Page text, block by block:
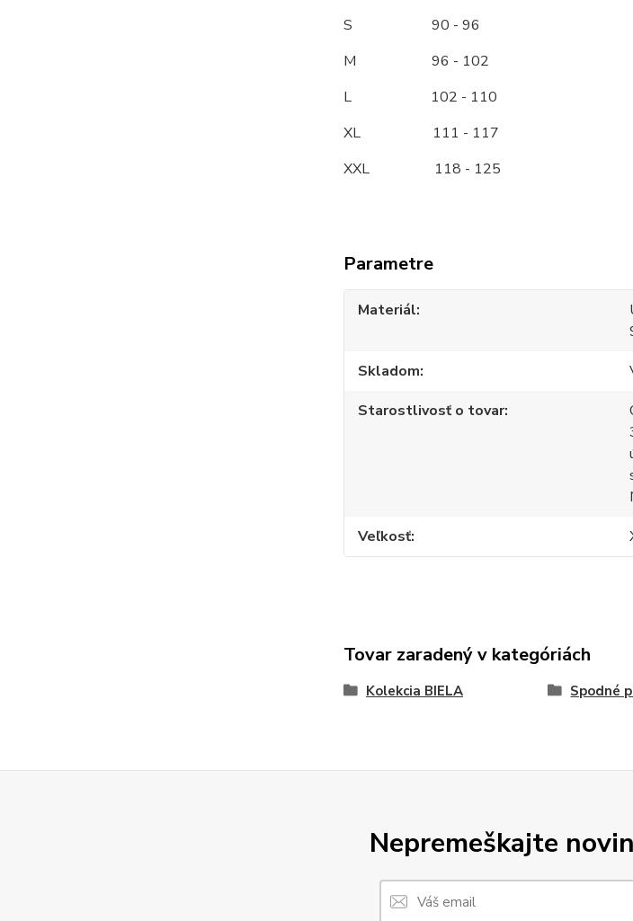
S 90 - 96
M
96 - 102
L 102 - 110
XL 111 - 117
XXL 118 - 125
Parametre
Materiál
Skladom
Starostlivosť o tovar
Veľkosť
Tovar zaradený v kategóriách
Kolekcia BIELA Spodné
Nepremeškajte